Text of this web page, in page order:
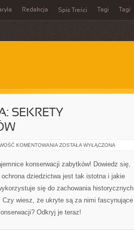
Redakcja Spis Treści Tagi Tagi
SEKRETY
KOMENTOWANIA OCHRONA
KONSERWACJI
ZABYTKÓW
ZOSTAŁA WYŁĄCZONA
konserwacji zabytków! Dowiedz się,
ochrona dziedzictwa jest tak istotna i jakie
się do zachowania historycznych
Czy wiesz, że ukryte są za nimi fascynujące
Odkryj je teraz!